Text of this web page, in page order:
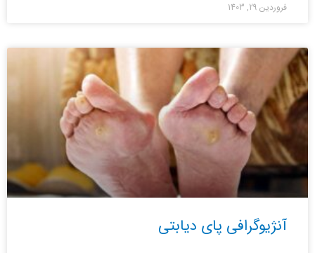
فروردین 29, 1403
آنژیوگرافی پای دیابتی